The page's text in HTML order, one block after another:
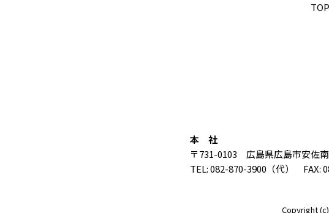
TOP
本 社
〒731-0103 広島県広島市安佐
TEL: 082-870-3900（代） FAX:
Copyright (c)